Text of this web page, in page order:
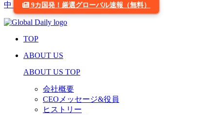
中
9カ国発！厳選グローバル速報（無料）
TOP
ABOUT US
ABOUT US TOP
会社概要
CEOメッセージ&役員
ヒストリー